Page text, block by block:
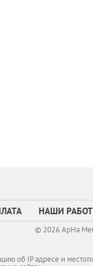
НАШИ
© 2026 АрНа
об IP адресе и